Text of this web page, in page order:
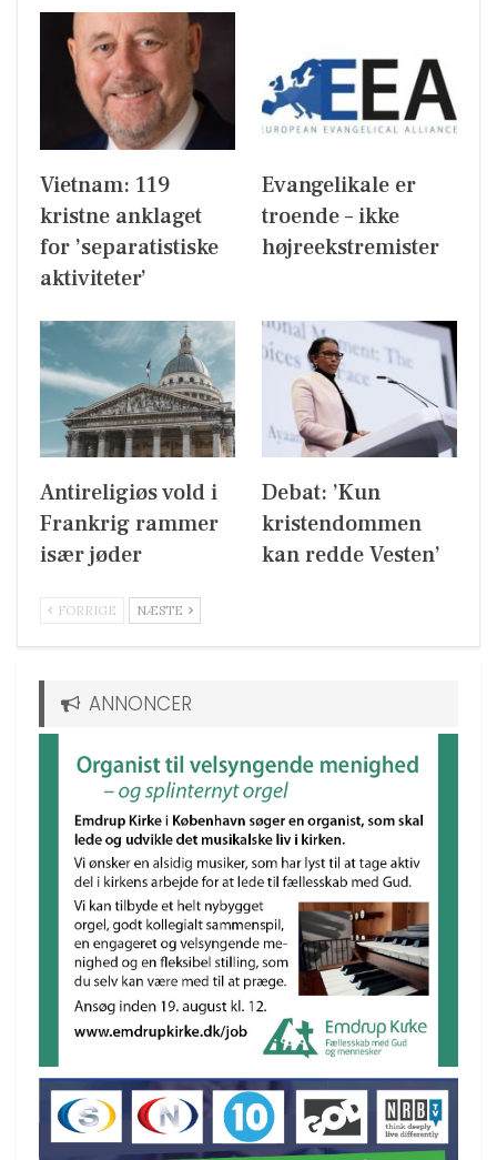
Vietnam: 119
kristne anklaget
for ’separatistiske
aktiviteter’
Evangelikale er
troende – ikke
højreekstremister
Antireligiøs vold i
Frankrig rammer
især jøder
Debat: ’Kun
kristendommen
kan redde Vesten’
FORRIGE NÆSTE
ANNONCER